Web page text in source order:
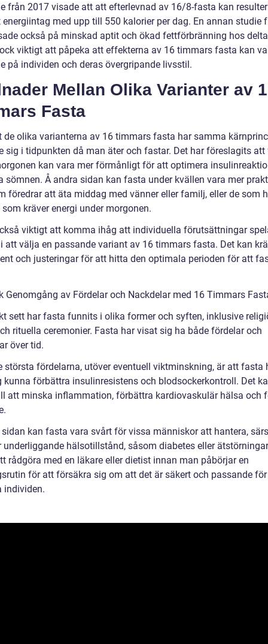
från 2017 visade att att efterlevnad av 16/8-fasta kan
med upp till 550 kalorier per dag. En annan studie
också på minskad aptit och ökad fettförbränning hos
viktigt att påpeka att effekterna av 16 timmars fasta kan
på individen och deras övergripande livsstil.
Mellan Olika Varianter av
Fasta
de olika varianterna av 16 timmars fasta har samma
sig i tidpunkten då man äter och fastar. Det har föreslagits
kan vara mer förmånligt för att optimera
sömnen. Å andra sidan kan fasta under kvällen vara mer
föredrar att äta middag med vänner eller familj, eller de som
kräver energi under morgonen.
viktigt att komma ihåg att individuella förutsättningar
att välja en passande variant av 16 timmars fasta. Det kan
och justeringar för att hitta den optimala perioden för att
Genomgång av Fördelar och Nackdelar med 16 Timmars
sett har fasta funnits i olika former och syften, inklusive
rituella ceremonier. Fasta har visat sig ha både fördelar och
över tid.
största fördelarna, utöver eventuell viktminskning, är att fasta
kunna förbättra insulinresistens och blodsockerkontroll. Det
att minska inflammation, förbättra kardiovaskulär hälsa och
sidan kan fasta vara svårt för vissa människor att hantera,
underliggande hälsotillstånd, såsom diabetes eller
rådgöra med en läkare eller dietist innan man påbörjar en
för att försäkra sig om att det är säkert och passande
individen.